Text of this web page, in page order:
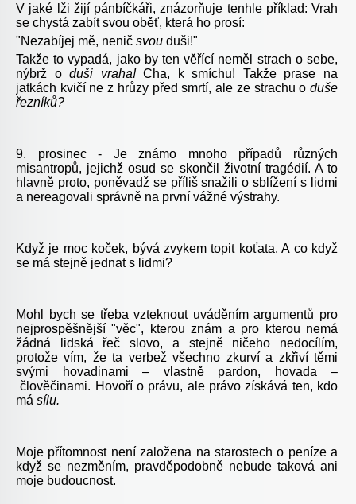
V jaké lži žijí pánbíčkáři, znázorňuje tenhle příklad: Vrah
se chystá zabít svou oběť, která ho prosí:
"Nezabíjej mě, nenič svou duši!"
Takže to vypadá, jako by ten věřící neměl strach o sebe,
nýbrž oduši vraha!Cha, k smíchu! Takže prase na
jatkách kvičí ne z hrůzy před smrtí, ale ze strachu o duše
řezníků?
9. prosinec - Je známo mnoho případů různých
misantropů, jejichž osud se skončil životní tragédií. A to
hlavně proto, poněvadž se příliš snažili o sblížení s lidmi
a nereagovali správně na první vážné výstrahy.
Když je moc koček, bývá zvykem topit koťata. A co když
se má stejně jednat s lidmi?
Mohl bych se třeba vzteknout uváděním argumentů pro
nejprospěšnější "věc", kterou znám a pro kterou nemá
žádná lidská řeč slovo, a stejně ničeho nedocílím,
protože vím, že ta verbež všechno zkurví a zkřiví těmi
svými hovadinami – vlastně pardon, hovada –
člověčinami. Hovoří o právu, ale právo získává ten, kdo
má sílu.
Moje přítomnost není založena na starostech o peníze a
když se nezměním, pravděpodobně nebude taková ani
moje budoucnost.